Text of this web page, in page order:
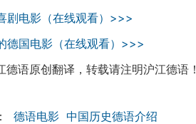
剧电影（在线观看）>>>
德国电影（在线观看）>>>
德语原创翻译，转载请注明沪江德语！
德语电影 中国历史德语介绍